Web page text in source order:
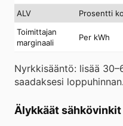
ALV
Prosentti
Toimittajan
marginaali
Per kWh
Nyrkkisääntö: lisää
saadaksesi loppuhinnan.
Älykkäät